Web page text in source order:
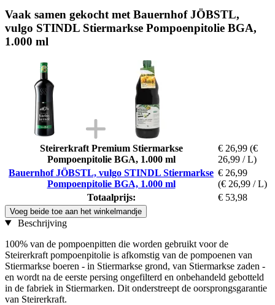
Vaak samen gekocht met Bauernhof JÖBSTL,
vulgo STINDL Stiermarkse Pompoenpitolie BGA,
1.000 ml
Steirerkraft Premium Stiermarkse
Pompoenpitolie BGA, 1.000 ml
€ 26,99 (€
26,99 / L)
Bauernhof JÖBSTL, vulgo STINDL Stiermarkse
Pompoenpitolie BGA, 1.000 ml
€ 26,99
(€ 26,99 / L)
Totaalprijs:
€ 53,98
Voeg beide toe aan het winkelmandje
Beschrijving
100% van de pompoenpitten die worden gebruikt voor de
Steirerkraft pompoenpitolie is afkomstig van de pompoenen van
Stiermarkse boeren - in Stiermarkse grond, van Stiermarkse zaden -
en wordt na de eerste persing ongefilterd en onbehandeld gebotteld
in de fabriek in Stiermarken. Dit onderstreept de oorsprongsgarantie
van Steirerkraft.